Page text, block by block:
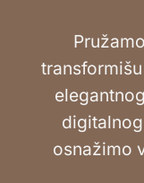
osnažimo